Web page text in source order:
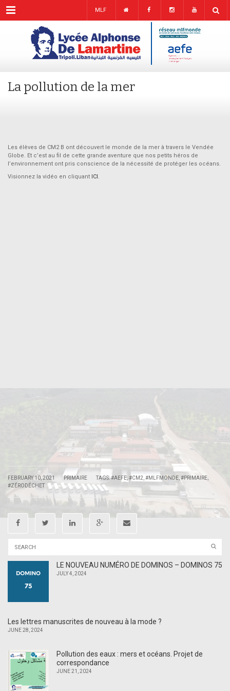
Menu MLF
La pollution de la mer
Les élèves de CM2 B ont découvert le monde de la mer à travers le Vendée
Globe. Et c’est au fil de cette grande aventure que nos petits héros de
l’environnement ont pris conscience de la nécessité de protéger les océans.
Visionnez la vidéo en cliquant ICI.
FEBRUARY 10, 2021 PRIMAIRE TAGS:#AEFE, #CM2 #MLFMONDE ,#PRIMAIRE,
#ZÉRODÉCHET
LE NOUVEAU NUMÉRO DE DOMINOS – DOMINOS 75
JULY 4, 2024
Les lettres manuscrites de nouveau à la mode ?
JUNE 28, 2024
Pollution des eaux : mers et océans. Projet de
correspondance
JUNE 21, 2024